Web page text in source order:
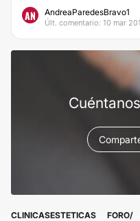
AN AndreaParedesBravo1
Últ. comentario: 10 mar
CLINICASESTETICAS FORO